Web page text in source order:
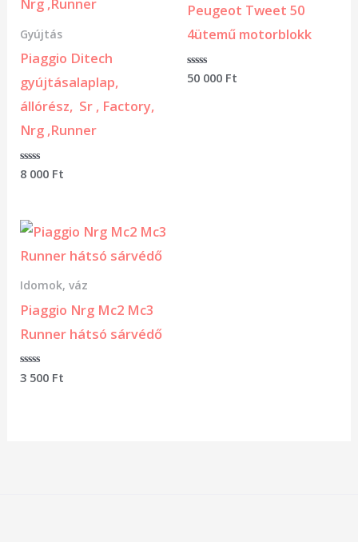
Gyújtás
Piaggio Ditech
gyújtásalaplap,
állórész, Sr , Factory,
Nrg ,Runner
Értékelés:
8 000 Ft
Peugeot Tweet 50
4ütemű motorblokk
Értékelés:
50 000 Ft
Idomok, váz
Piaggio Nrg Mc2 Mc3
Runner hátsó sárvédő
Értékelés:
0
3 500 Ft